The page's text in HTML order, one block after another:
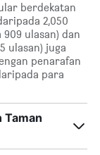
berdekatan
2,050
ulasan) dan
ulasan) juga
penarafan
para
Taman